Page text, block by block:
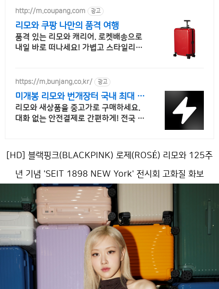
http://m.coupang.com 광고
리모와 쿠팡 나만의 품격 여행
품격 있는 리모와 캐리어. 로켓배송으로
내일 바로 떠나세요! 가볍고 스타일리시
https://m.bunjang.co.kr/ 광고
미개봉 리모와 번개장터 국내 최대 브
랜드 중고거래
리모와 새상품을 중고가로 구매하세요.
대화 없는 안전결제로 간편하게! 전국 각
[HD] 블랙핑크(BLACKPINK) 로제(ROSÉ) 리모와 125주
년 기념 'SEIT 1898 NEW York' 전시회 고화질 화보